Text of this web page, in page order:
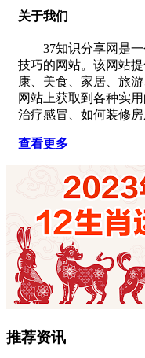
关于我们
37知识分享网是
技巧的网站。该网站
康、美食、家居、旅
网站上获取到各种实
治疗感冒、如何装修
查看更多
推荐资讯